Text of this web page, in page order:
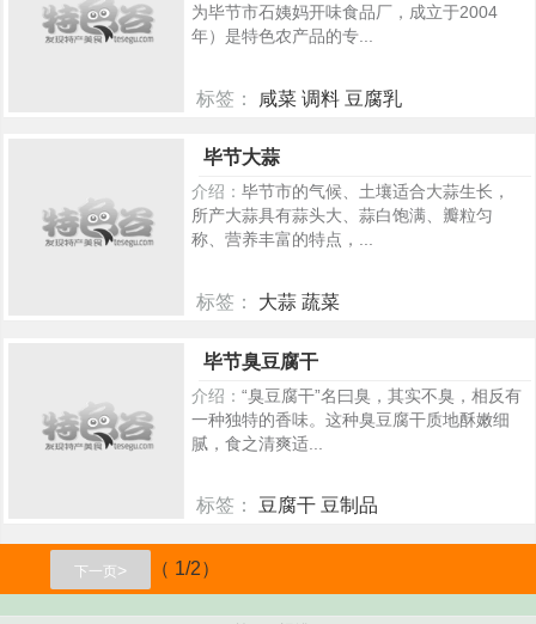
为毕节市石姨妈开味食品厂，成立于2004
年）是特色农产品的专...
标签： 咸菜 调料 豆腐乳
毕节大蒜
介绍： 毕节市的气候、土壤适合大蒜生长，
所产大蒜具有蒜头大、蒜白饱满、瓣粒匀
称、营养丰富的特点，...
标签： 大蒜 蔬菜
毕节臭豆腐干
介绍： “臭豆腐干”名曰臭，其实不臭，相反有
一种独特的香味。这种臭豆腐干质地酥嫩细
腻，食之清爽适...
标签： 豆腐干 豆制品
374
下一页 > （ 1/2）